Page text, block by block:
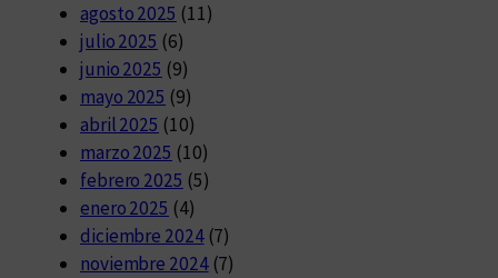
agosto 2025 (11)
julio 2025 (6)
junio 2025 (9)
mayo 2025 (9)
abril 2025 (10)
marzo 2025 (10)
febrero 2025 (5)
enero 2025 (4)
diciembre 2024(7)
noviembre 2024(7)